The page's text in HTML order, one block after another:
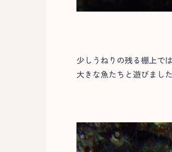
少しうねりの残る棚上で
大きな魚たちと遊びまし